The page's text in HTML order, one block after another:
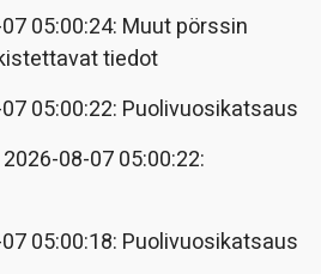
05:00:24: Muut pörssin
tiedot
05:00:22: Puolivuosikatsaus
2026-08-07 05:00:22:
05:00:18: Puolivuosikatsaus